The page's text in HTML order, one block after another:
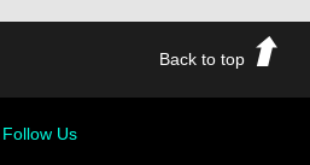
Back to top
Follow Us